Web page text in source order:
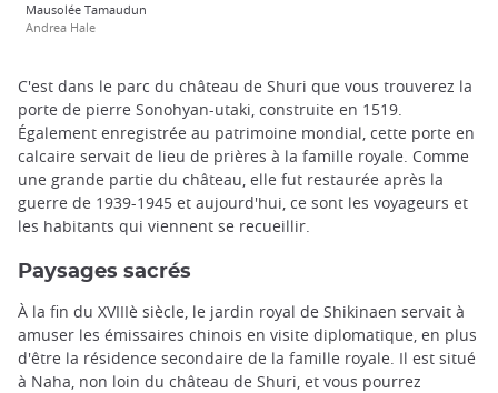
Mausolée Tamaudun
Andrea Hale
C'est dans le parc du château de Shuri que vous trouverez la
porte de pierre Sonohyan-utaki, construite en 1519.
Également enregistrée au patrimoine mondial, cette porte en
calcaire servait de lieu de prières à la famille royale. Comme
une grande partie du château, elle fut restaurée après la
guerre de 1939-1945 et aujourd'hui, ce sont les voyageurs et
les habitants qui viennent se recueillir.
Paysages sacrés
À la fin du XVIIIè siècle, le jardin royal de Shikinaen servait à
amuser les émissaires chinois en visite diplomatique, en plus
d'être la résidence secondaire de la famille royale. Il est situé
à Naha, non loin du château de Shuri, et vous pourrez